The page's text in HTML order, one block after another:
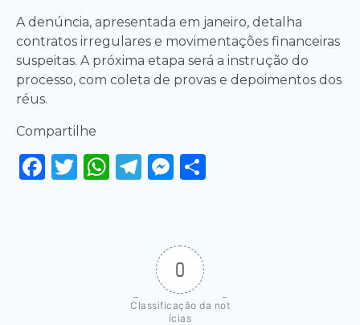
A denúncia, apresentada em janeiro, detalha
contratos irregulares e movimentações financeiras
suspeitas. A próxima etapa será a instrução do
processo, com coleta de provas e depoimentos dos
réus.
Compartilhe
Facebook
Twitter
WhatsApp
Telegram
Messenger
0
Classificação da not
ícias